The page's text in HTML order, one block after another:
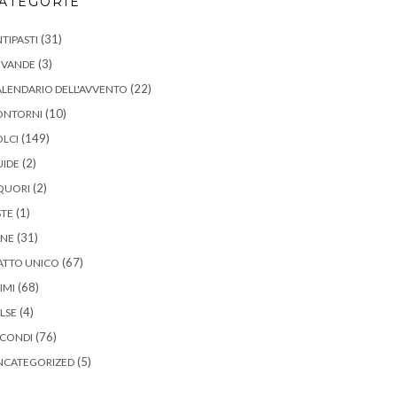
(31)
(3)
DELL'AVVENTO (22)
(10)
(149)
(2)
(2)
(1)
(31)
UNICO (67)
(68)
(4)
(76)
(5)